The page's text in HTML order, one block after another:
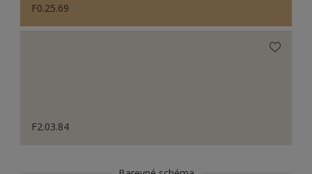
F0.25.69
F2.03.84